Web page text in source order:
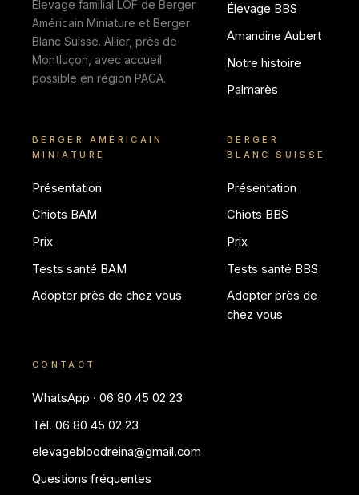
Élevage familial LOF de Berger
Américain Miniature et Berger
Blanc Suisse. Allier, près de
Montluçon, avec accueil
possible en région PACA.
Élevage BBS
Amandine Aubert
Notre histoire
Palmarès
BERGER AMÉRICAIN
MINIATURE
Présentation
Chiots BAM
Prix
Tests santé BAM
Adopter près de chez vous
BERGER
BLANC SUISSE
Présentation
Chiots BBS
Prix
Tests santé BBS
Adopter près de
chez vous
CONTACT
WhatsApp · 06 80 45 02 23
Tél. 06 80 45 02 23
elevagebloodreina@gmail.com
Questions fréquentes